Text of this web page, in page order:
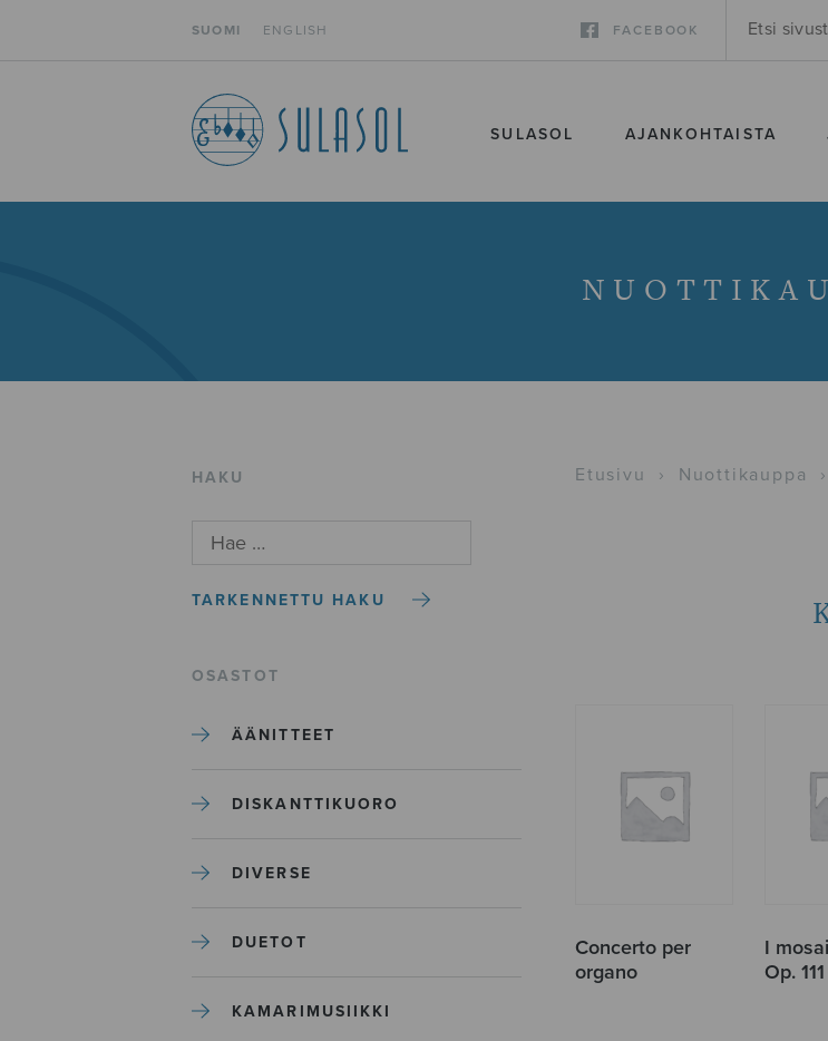
SUOMI ENGLISH FACEBOOK
SULASOL AJANKOHTAISTA
HAKU
TARKENNETTU HAKU
OSASTOT
ÄÄNITTEET
DISKANTTIKUORO
DIVERSE
DUETOT
KAMARIMUSIIKKI
Etusivu › Nuottikauppa ›
Concerto per
organo
I
Op. 111